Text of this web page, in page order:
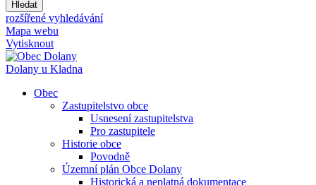
Hledat
rozšířené vyhledávání
Mapa webu
Vytisknout
Dolany u Kladna
Obec
Zastupitelstvo obce
Usnesení zastupitelstva
Pro zastupitele
Historie obce
Povodně
Územní plán Obce Dolany
Historická a neplatná dokumentace